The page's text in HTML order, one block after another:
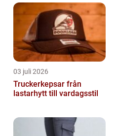
03 juli 2026
Truckerkepsar från
lastarhytt till vardagsstil